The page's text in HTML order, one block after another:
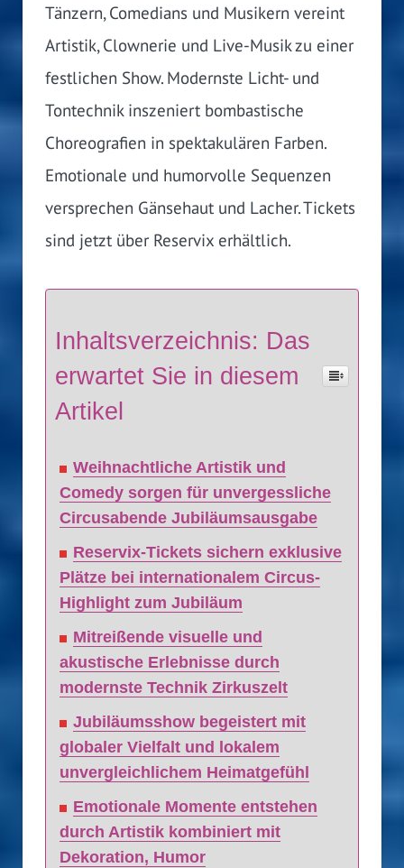
Tänzern, Comedians und Musikern vereint
Artistik, Clownerie und Live-Musik zu einer
festlichen Show. Modernste Licht- und
Tontechnik inszeniert bombastische
Choreografien in spektakulären Farben.
Emotionale und humorvolle Sequenzen
versprechen Gänsehaut und Lacher. Tickets
sind jetzt über Reservix erhältlich.
Inhaltsverzeichnis: Das
erwartet Sie in diesem
Artikel
Weihnachtliche Artistik und
Comedy sorgen für unvergessliche
Circusabende Jubiläumsausgabe
Reservix-Tickets sichern exklusive
Plätze bei internationalem Circus-
Highlight zum Jubiläum
Mitreißende visuelle und
akustische Erlebnisse durch
modernste Technik Zirkuszelt
Jubiläumsshow begeistert mit
globaler Vielfalt und lokalem
unvergleichlichem Heimatgefühl
Emotionale Momente entstehen
durch Artistik kombiniert mit
Dekoration, Humor